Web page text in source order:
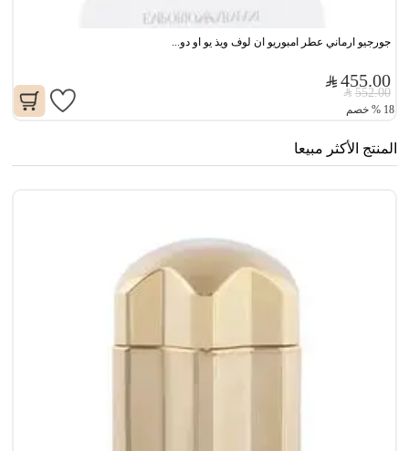
جورجيو ارماني عطر امبوريو ان لوف ويذ يو او دو...
455.00
552.00
18
% خصم
المنتج الأكثر مبيعا